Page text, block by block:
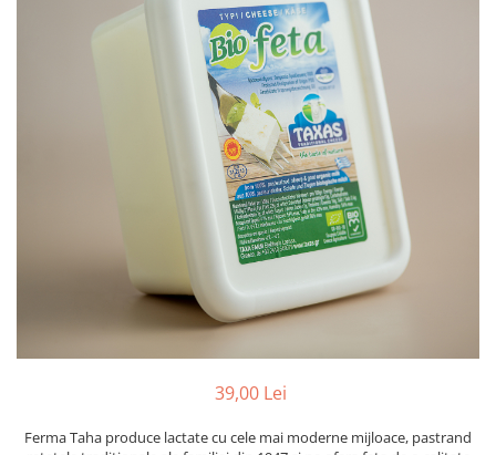
BĂUTURI / LAPTE VEGETAL
CREME ȘI PASTE TARTINABILE
PRODUSE ECO / ORGANICE
REMEDII NATURISTE
39,00 Lei
Ferma Taha produce lactate cu cele mai moderne mijloace, pastrand